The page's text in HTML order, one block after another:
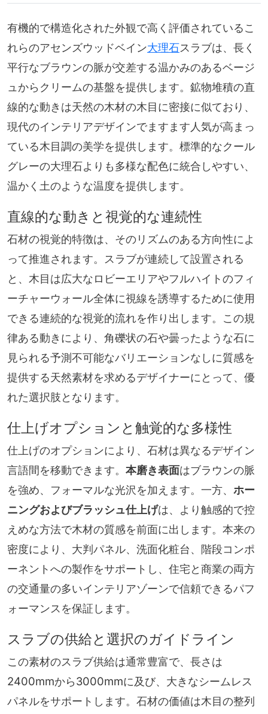
有機的で構造化された外観で高く評価されているこ
れらのアセンズウッドベイン大理石スラブは、長く
平行なブラウンの脈が交差する温かみのあるベージ
ュからクリームの基盤を提供します。鉱物堆積の直
線的な動きは天然の木材の木目に密接に似ており、
現代のインテリアデザインでますます人気が高まっ
ている木目調の美学を提供します。標準的なクール
グレーの大理石よりも多様な配色に統合しやすい、
温かく土のような温度を提供します。
直線的な動きと視覚的な連続性
石材の視覚的特徴は、そのリズムのある方向性によ
って推進されます。スラブが連続して設置される
と、木目は広大なロビーエリアやフルハイトのフィ
ーチャーウォール全体に視線を誘導するために使用
できる連続的な視覚的流れを作り出します。この規
律ある動きにより、角礫状の石や曇ったような石に
見られる予測不可能なバリエーションなしに質感を
提供する天然素材を求めるデザイナーにとって、優
れた選択肢となります。
仕上げオプションと触覚的な多様性
仕上げのオプションにより、石材は異なるデザイン
言語間を移動できます。 本磨き表面はブラウンの脈
を強め、フォーマルな光沢を加えます。一方、 ホー
ニングおよびブラッシュ仕上げは、より触感的で控
えめな方法で木材の質感を前面に出します。本来の
密度により、大判パネル、洗面化粧台、階段コンポ
ーネントへの製作をサポートし、住宅と商業の両方
の交通量の多いインテリアゾーンで信頼できるパフ
ォーマンスを保証します。
スラブの供給と選択のガイドライン
この素材のスラブ供給は通常豊富で、長さは
2400mmから3000mmに及び、大きなシームレス
パネルをサポートします。石材の価値は木目の整列